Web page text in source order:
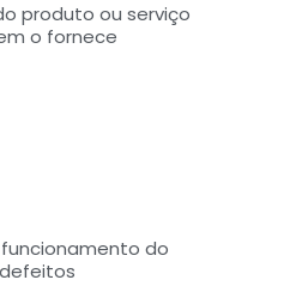
produto ou serviço
o fornece
do